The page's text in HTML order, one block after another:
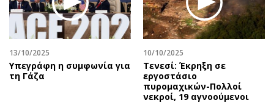
13/10/2025
Υπεγράφη η συμφωνία για
τη Γάζα
10/10/2025
Τενεσί: Έκρηξη σε
εργοστάσιο
πυρομαχικών-Πολλοί
νεκροί, 19 αγνοούμενοι